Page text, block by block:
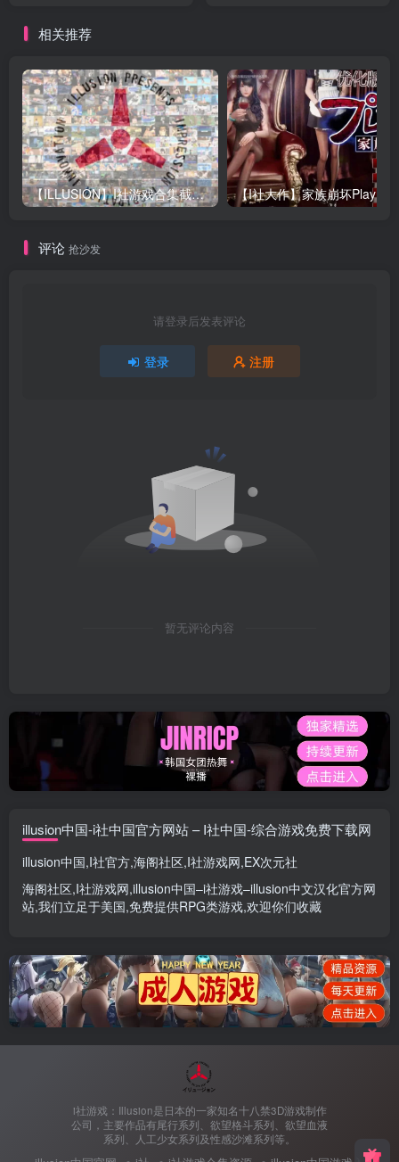
相关推荐
【ILLUSION】I社游戏合集截至2025 无修正汉化硬盘纯净版手慢无[微云/OD]
评论 抢沙发
请登录后发表评论
登录 注册
暂无评论内容
illusion中国-i社中国官方网站 – I社中国-综合游戏免费下载网
illusion中国,I社官方,海阁社区,I社游戏网,EX次元社
海阁社区,I社游戏网,illusion中国–i社游戏–illusion中文汉化官方网
站,我们立足于美国,免费提供RPG类游戏,欢迎你们收藏
i社游戏：Illusion是日本的一家知名十八禁3D游戏制作
公司，主要作品有尾行系列、欲望格斗系列、欲望血液
系列、人工少女系列及性感沙滩系列等。